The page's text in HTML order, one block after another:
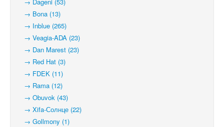
→ Bona (13)
→ Inblue (265)
→ Veagia-ADA (23)
→ Dan Marest (23)
→ Red Hat (3)
→ FDEK (11)
→ Rama (12)
→ Obuvok (43)
→ Xifa-Солнце (22)
→ Gollmony (1)